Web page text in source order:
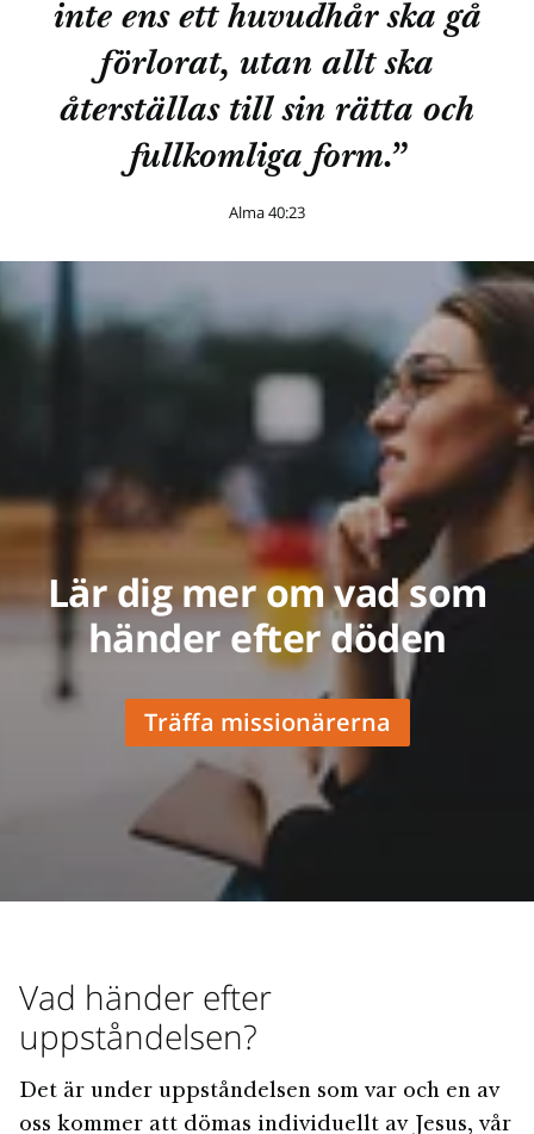
inte ens ett huvudhår ska gå
förlorat, utan allt ska
återställas till sin rätta och
fullkomliga form.”
Alma 40:23
Lär dig mer om vad som
händer efter döden
Träffa missionärerna
Vad händer efter
uppståndelsen?
Det är under uppståndelsen som var och en av
oss kommer att dömas individuellt av Jesus, vår